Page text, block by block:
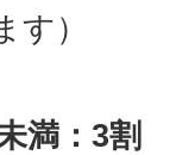
す）
満：3割